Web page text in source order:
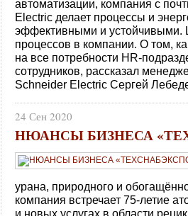
автоматизации, компания с
Electric делает процессы и
эффективными и устойчивыми.
процессов в компании. О том,
на все потребности HR-
сотрудников, рассказал
Schneider Electric Сергей
24 Сен 2020
НЮАНСЫ БИЗНЕСА
урана, природного и
компания встречает 75-летие
и новых услугах в области